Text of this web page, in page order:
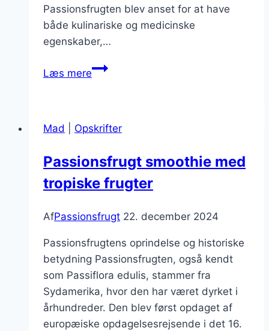
Passionsfrugten blev anset for at have
både kulinariske og medicinske
egenskaber,…
Læs merePassionsfrugt
skønne
Mad Opskrifter
Passionsfrugt smoothie med
tropiske frugter
AfPassionsfrugt 22. december 2024
Passionsfrugtens oprindelse og historiske
betydning Passionsfrugten, også kendt
som Passiflora edulis, stammer fra
Sydamerika, hvor den har været dyrket i
århundreder. Den blev først opdaget af
europæiske opdagelsesrejsende i det 16.